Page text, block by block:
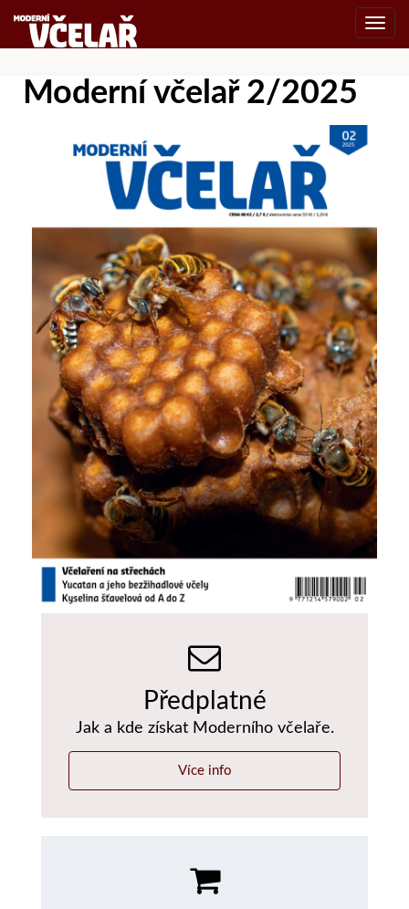
Moderní včelař 2/2025
Předplatné
Jak a kde získat Moderního včelaře.
Více info